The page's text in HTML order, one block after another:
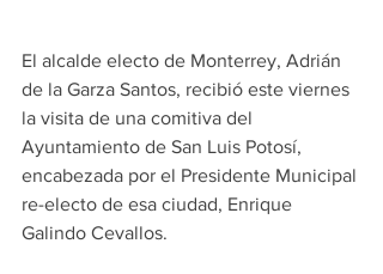
El alcalde electo de Monterrey, Adrián
de la Garza Santos, recibió este viernes
la visita de una comitiva del
Ayuntamiento de San Luis Potosí,
encabezada por el Presidente Municipal
re-electo de esa ciudad, Enrique
Galindo Cevallos.